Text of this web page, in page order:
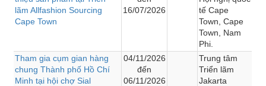
lãm Allfashion Sourcing
Cape Town
16/07/2026
tế Cape
Town, Cape
Town, Nam
Phi.
Tham gia cụm gian hàng
chung Thành phố Hồ Chí
Minh tại hội chợ Sial
04/11/2026
đến
06/11/2026
Trung tâm
Triển lãm
Jakarta